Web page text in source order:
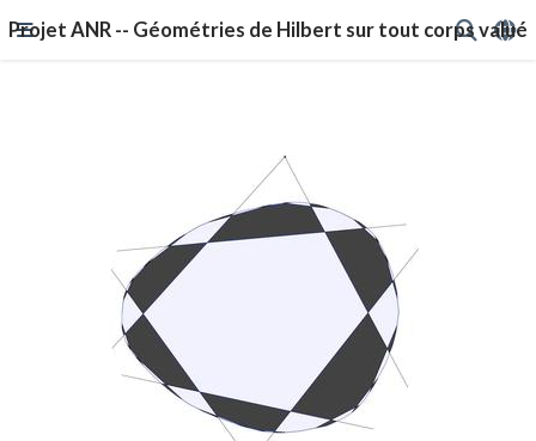
Projet ANR -- Géométries de Hilbert sur tout corps valué